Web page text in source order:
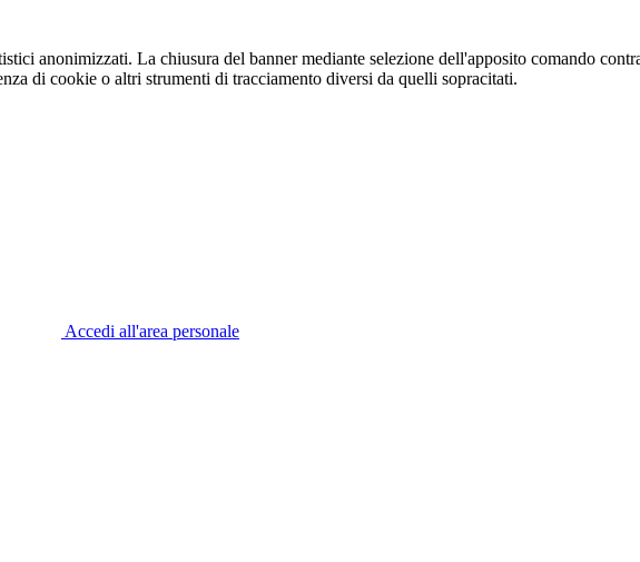
anonimizzati. La chiusura del banner mediante selezione dell'apposito comando
di cookie o altri strumenti di tracciamento diversi da quelli sopracitati.
Accedi all'area personale